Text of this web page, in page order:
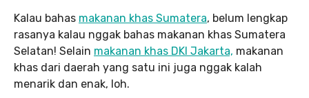
Kalau bahas makanan khas Sumatera, belum lengkap
rasanya kalau nggak bahas makanan khas Sumatera
Selatan! Selain makanan khas DKI Jakarta, makanan
khas dari daerah yang satu ini juga nggak kalah
menarik dan enak, loh.